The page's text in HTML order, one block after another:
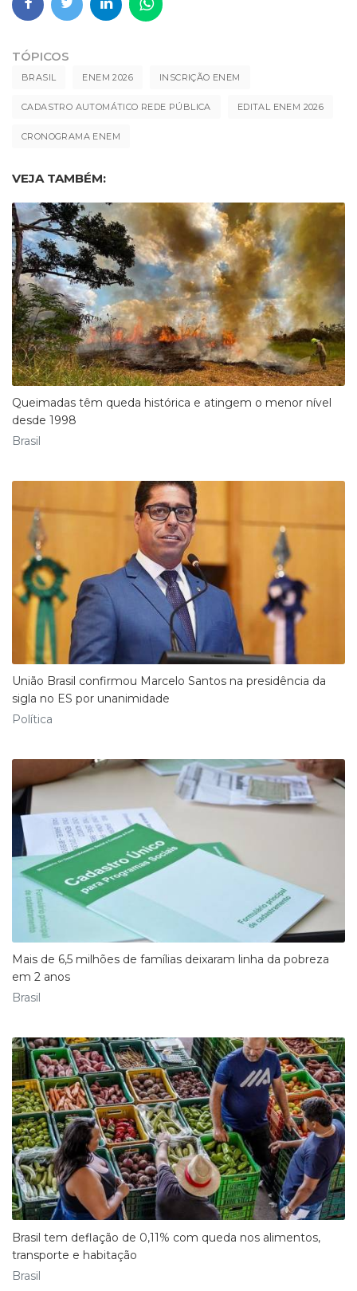
TÓPICOS
BRASIL ENEM 2026 INSCRIÇÃO ENEM
CADASTRO AUTOMÁTICO REDE PÚBLICA EDITAL ENEM 2026
CRONOGRAMA ENEM
VEJA TAMBÉM:
Queimadas têm queda histórica e atingem o menor nível
desde 1998
Brasil
União Brasil confirmou Marcelo Santos na presidência da
sigla no ES por unanimidade
Política
Mais de 6,5 milhões de famílias deixaram linha da pobreza
em 2 anos
Brasil
Brasil tem deflação de 0,11% com queda nos alimentos,
transporte e habitação
Brasil